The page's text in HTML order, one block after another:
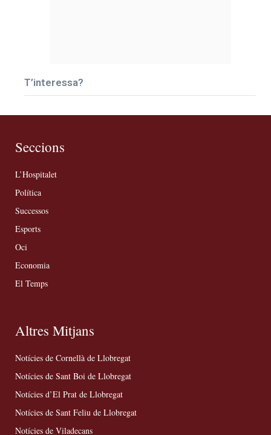
T’interessa?
Seccions
L’Hospitalet
Política
Successos
Esports
Oci
Economia
El Temps
Altres Mitjans
Notícies de Cornellà de Llobregat
Notícies de Sant Boi de Llobregat
Notícies d’El Prat de Llobregat
Notícies de Sant Feliu de Llobregat
Notícies de Viladecans